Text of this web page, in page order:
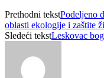
Prethodni tekstPodeljeno
oblasti ekologije i zaštite
Sledeći tekstLeskovac